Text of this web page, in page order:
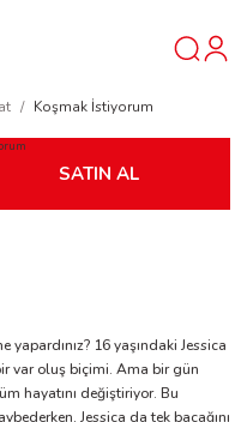
Koşmak İstiyorum
SATIN AL
16 yaşındaki Jessica
var oluş biçimi. Ama bir gün
hayatını değiştiriyor. Bu
Jessica da tek bacağını